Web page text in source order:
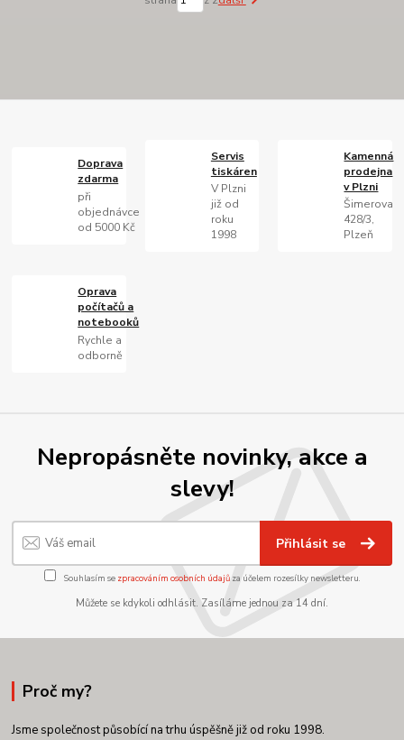
Doprava
zdarma
při
objednávce
od 5000 Kč
Servis
tiskáren
V Plzni
již od
roku
1998
Kamenná
prodejna
v Plzni
Šimerova
428/3,
Plzeň
Oprava
počítačů a
notebooků
Rychle a
odborně
Nepropásněte novinky, akce a
slevy!
Přihlásit se
Souhlasím se zpracováním osobních údajůza účelem rozesílky newsletteru.
Můžete se kdykoli odhlásit. Zasíláme jednou za 14 dní.
Proč my?
Jsme společnost působící na trhu úspěšně již od roku 1998.